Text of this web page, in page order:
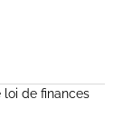
loi de finances